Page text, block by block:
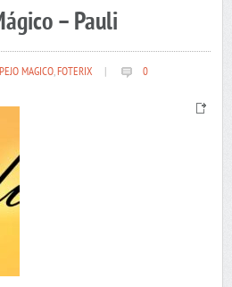
– Pauli
MAGICO,FOTERIX 0